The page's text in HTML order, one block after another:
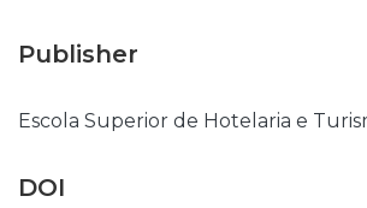
Publisher
Escola Superior de Hotelaria e
DOI